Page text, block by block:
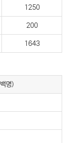
1250
200
1643
명)